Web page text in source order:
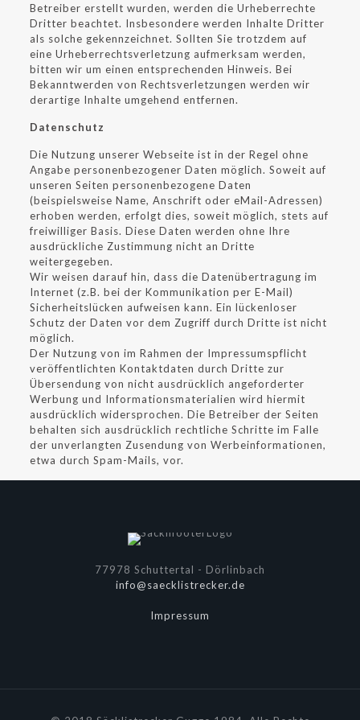
Betreiber erstellt wurden, werden die Urheberrechte
Dritter beachtet. Insbesondere werden Inhalte Dritter
als solche gekennzeichnet. Sollten Sie trotzdem auf
eine Urheberrechtsverletzung aufmerksam werden,
bitten wir um einen entsprechenden Hinweis. Bei
Bekanntwerden von Rechtsverletzungen werden wir
derartige Inhalte umgehend entfernen.
Datenschutz
Die Nutzung unserer Webseite ist in der Regel ohne
Angabe personenbezogener Daten möglich. Soweit auf
unseren Seiten personenbezogene Daten
(beispielsweise Name, Anschrift oder eMail-Adressen)
erhoben werden, erfolgt dies, soweit möglich, stets auf
freiwilliger Basis. Diese Daten werden ohne Ihre
ausdrückliche Zustimmung nicht an Dritte
weitergegeben.
Wir weisen darauf hin, dass die Datenübertragung im
Internet (z.B. bei der Kommunikation per E-Mail)
Sicherheitslücken aufweisen kann. Ein lückenloser
Schutz der Daten vor dem Zugriff durch Dritte ist nicht
möglich.
Der Nutzung von im Rahmen der Impressumspflicht
veröffentlichten Kontaktdaten durch Dritte zur
Übersendung von nicht ausdrücklich angeforderter
Werbung und Informationsmaterialien wird hiermit
ausdrücklich widersprochen. Die Betreiber der Seiten
behalten sich ausdrücklich rechtliche Schritte im Falle
der unverlangten Zusendung von Werbeinformationen,
etwa durch Spam-Mails, vor.
77978 Schuttertal - Dörlinbach
info@saecklistrecker.de
Impressum